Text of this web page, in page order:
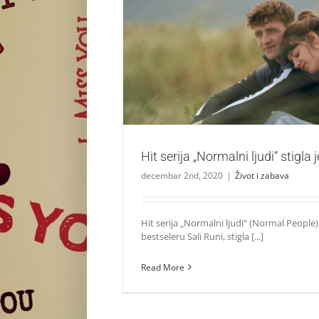
Hit serija „Normalni ljudi“ stigla je
Život i zabava
Hit serija „Normalni ljudi“ stigla
decembar 2nd, 2020 | Život i zabava
Hit serija „Normalni ljudi“ (Normal
bestseleru Sali Runi, stigla [...]
Read More